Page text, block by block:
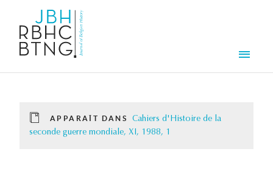
APPARAÎT DANS
Cahiers d'Histoire de la
seconde guerre mondiale, XI, 1988, 1